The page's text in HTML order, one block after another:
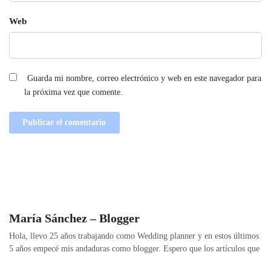
Web
Guarda mi nombre, correo electrónico y web en este navegador para
la próxima vez que comente.
María Sánchez – Blogger
Hola, llevo 25 años trabajando como Wedding planner y en estos últimos
5 años empecé mis andaduras como blogger. Espero que los artículos que